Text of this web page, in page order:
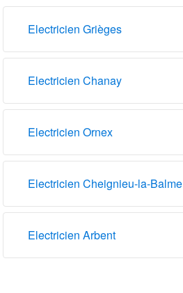
Electricien Grièges
Electricien Chanay
Electricien Ornex
Electricien Cheignieu-la-Balme
Electricien Arbent